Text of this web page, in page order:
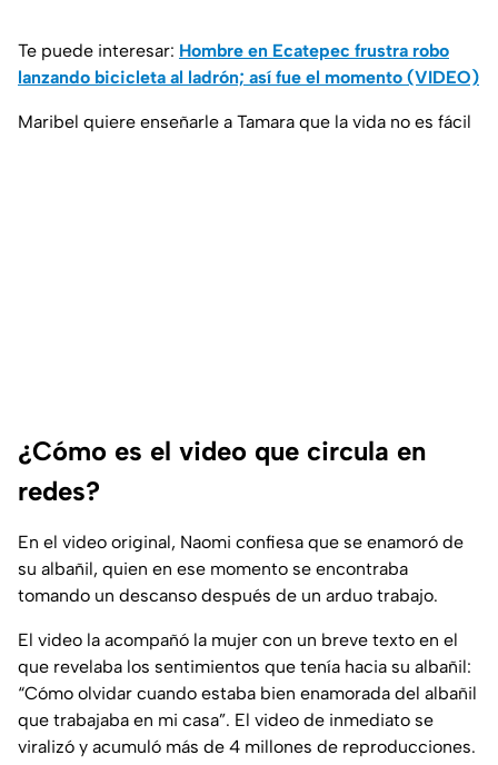
Te puede interesar: Hombre en Ecatepec frustra robo
lanzando bicicleta al ladrón; así fue el momento (VIDEO)
Maribel quiere enseñarle a Tamara que la vida no es fácil
¿Cómo es el video que circula en
redes?
En el video original, Naomi confiesa que se enamoró de
su albañil, quien en ese momento se encontraba
tomando un descanso después de un arduo trabajo.
El video la acompañó la mujer con un breve texto en el
que revelaba los sentimientos que tenía hacia su albañil:
“Cómo olvidar cuando estaba bien enamorada del albañil
que trabajaba en mi casa”. El video de inmediato se
viralizó y acumuló más de 4 millones de reproducciones.